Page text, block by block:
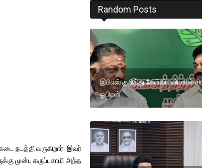
நடத்தி வருகிறார். இவர்
முன்பு கருப்பசாமி அந்த
Random Posts
இபிஎஸ் குறித்து கேள்வி.. விடாமல்
ஓபிஎஸ்